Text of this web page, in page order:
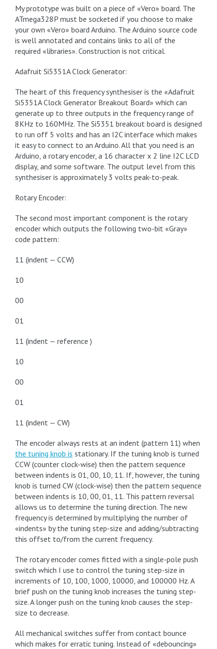
My prototype was built on a piece of «Vero» board. The
ATmega328P must be socketed if you choose to make
your own «Vero» board Arduino. The Arduino source code
is well annotated and contains links to all of the
required «libraries». Construction is not critical.
Adafruit Si5351A Clock Generator:
The heart of this frequency synthesiser is the «Adafruit
Si5351A Clock Generator Breakout Board» which can
generate up to three outputs in the frequency range of
8KHz to 160MHz. The Si5351 breakout board is designed
to run off 5 volts and has an I2C interface which makes
it easy to connect to an Arduino. All that you need is an
Arduino, a rotary encoder, a 16 character x 2 line I2C LCD
display, and some software. The output level from this
synthesiser is approximately 3 volts peak-to-peak.
Rotary Encoder:
The second most important component is the rotary
encoder which outputs the following two-bit «Gray»
code pattern:
11 (indent — CCW)
10
00
01
11 (indent — reference )
10
00
01
11 (indent — CW)
The encoder always rests at an indent (pattern 11) when
the tuning knob is stationary. If the tuning knob is turned
CCW (counter clock-wise) then the pattern sequence
between indents is 01, 00, 10, 11. If, however, the tuning
knob is turned CW (clock-wise) then the pattern sequence
between indents is 10, 00, 01, 11. This pattern reversal
allows us to determine the tuning direction. The new
frequency is determined by multiplying the number of
«indents» by the tuning step-size and adding/subtracting
this offset to/from the current frequency.
The rotary encoder comes fitted with a single-pole push
switch which I use to control the tuning step-size in
increments of 10, 100, 1000, 10000, and 100000 Hz. A
brief push on the tuning knob increases the tuning step-
size. A longer push on the tuning knob causes the step-
size to decrease.
All mechanical switches suffer from contact bounce
which makes for erratic tuning. Instead of «debouncing»